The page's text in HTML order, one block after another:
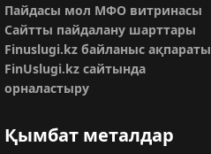
Пайдасы мол МФО витринасы
Сайтты пайдалану шарттары
Finuslugi.kz байланыс ақпараты
FinUslugi.kz сайтында
орналастыру
Қымбат металдар